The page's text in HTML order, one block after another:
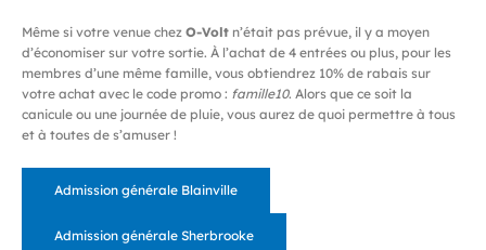
Même si votre venue chez O-Volt n’était pas prévue, il y a moyen
d’économiser sur votre sortie. À l’achat de 4 entrées ou plus, pour les
membres d’une même famille, vous obtiendrez 10% de rabais sur
votre achat avec le code promo : famille10. Alors que ce soit la
canicule ou une journée de pluie, vous aurez de quoi permettre à tous
et à toutes de s’amuser !
Admission générale Blainville
Admission générale Sherbrooke